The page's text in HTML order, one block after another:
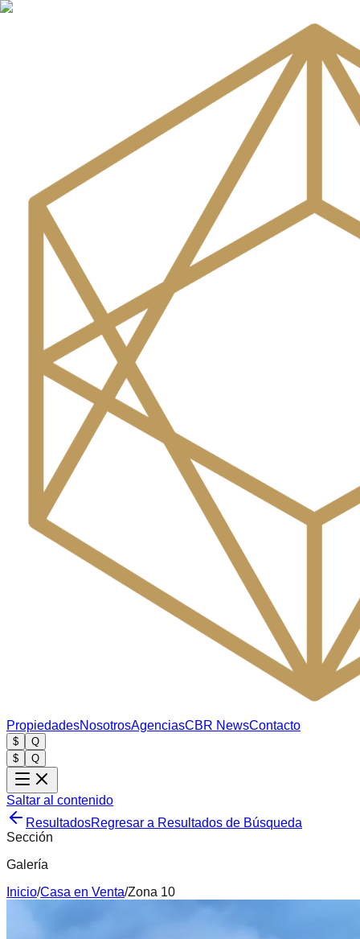
PropiedadesNosotrosAgenciasCBR NewsContacto
$
Q
$
Q
Saltar al contenido
ResultadosRegresar a Resultados de Búsqueda
Sección
Galería
Inicio/Casa en Venta/Zona 10